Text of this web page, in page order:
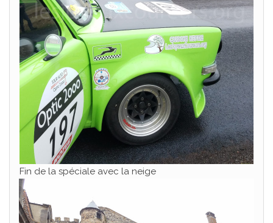
Fin de la spéciale avec la neige